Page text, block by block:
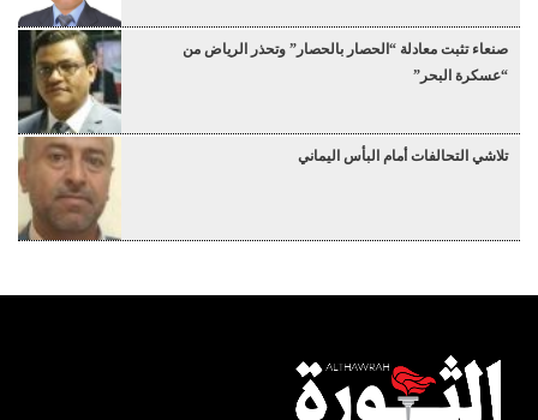
صنعاء تثبت معادلة “الحصار بالحصار” وتحذر الرياض من
“عسكرة البحر”
تلاشي التحالفات أمام البأس اليماني